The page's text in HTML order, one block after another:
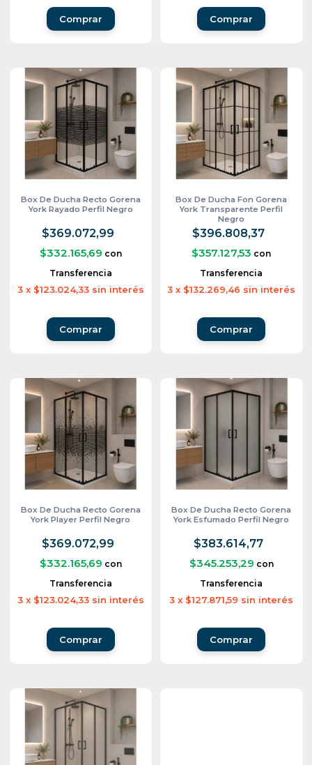
Comprar Comprar
Box De Ducha Recto Gorena
York Rayado Perfil Negro
$369.072,99
$332.165,69 con
Transferencia
3 x $123.024,33 sin interés
Comprar
Box De Ducha Fon Gorena
York Transparente Perfil
Negro
$396.808,37
$357.127,53 con
Transferencia
3 x $132.269,46 sin interés
Comprar
Box De Ducha Recto Gorena
York Player Perfil Negro
$369.072,99
$332.165,69 con
Transferencia
3 x $123.024,33 sin interés
Comprar
Box De Ducha Recto Gorena
York Esfumado Perfil Negro
$383.614,77
$345.253,29 con
Transferencia
3 x $127.871,59 sin interés
Comprar